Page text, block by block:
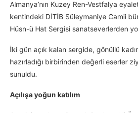
Almanya’nın Kuzey Ren-Vestfalya
kentindeki DİTİB Süleymaniye Camii
Hüsn-ü Hat Sergisi sanatseverlerden
İki gün açık kalan sergide, gönüllü
hazırladığı birbirinden değerli eserler
sunuldu.
Açılışa yoğun katılım